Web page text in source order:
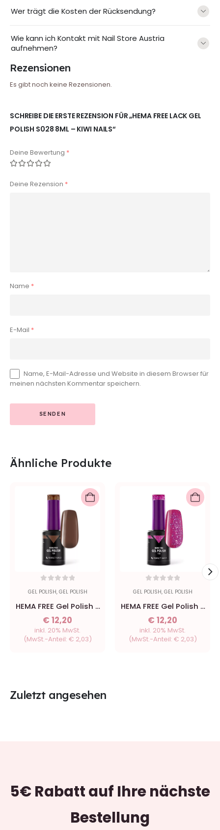
Wer trägt die Kosten der Rücksendung?
Wie kann ich Kontakt mit Nail Store Austria
aufnehmen?
Rezensionen
Es gibt noch keine Rezensionen.
SCHREIBE DIE ERSTE REZENSION FÜR „HEMA FREE LACK GEL
POLISH S028 8ML – KIWI NAILS“
Deine Bewertung *
Deine Rezension *
Name *
E-Mail *
Name, E-Mail-Adresse und Website in diesem Browser für
meinen nächsten Kommentar speichern.
Ähnliche Produkte
GEL POLISH, GEL POLISH
HEMA FREE Gel Polish -
125 Cocoa - 8ml
€ 12,20
inkl. 20% MwSt.
(MwSt.-Anteil: € 2,03)
GEL POLISH, GEL POLISH
HEMA FREE Gel Polish -
118 Nordic Pink - 8ml
€ 12,20
inkl. 20% MwSt.
(MwSt.-Anteil: € 2,03)
Zuletzt angesehen
5€ Rabattauf Ihre nächste
Bestellung